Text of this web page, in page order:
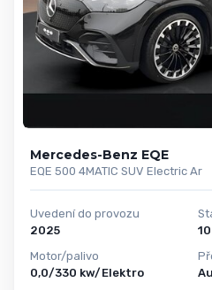
Mercedes-Benz EQE
EQE 500 4MATIC SUV Electric Ar
Uvedení do provozu
2025
Motor/palivo
0,0/330 kw/Elektro